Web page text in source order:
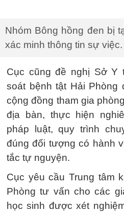
Nhóm Bông hồng đen bị
xác minh thông tin sự việc.
Cục cũng đề nghị Sở Y
soát bệnh tật Hải Phòng
cộng đồng tham gia
địa bàn, thực hiện
pháp luật, quy trình
đúng đối tượng có hành
tắc tự nguyện.
Cục yêu cầu Trung tâm
Phòng tư vấn cho các
học sinh được xét